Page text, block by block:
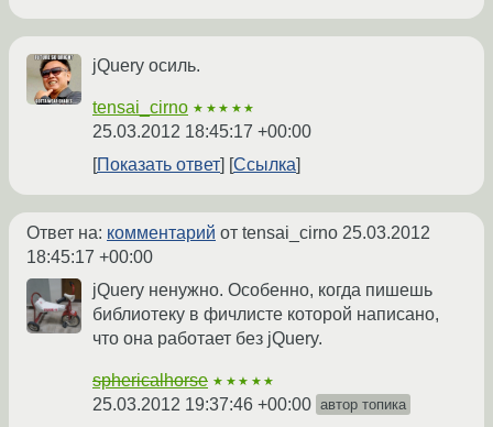
jQuery осиль.
tensai_cirno ★★★★★
25.03.2012 18:45:17 +00:00
Показать ответ
Ссылка
Ответ на: комментарий от tensai_cirno 25.03.2012
18:45:17 +00:00
jQuery ненужно. Особенно, когда пишешь
библиотеку в фичлисте которой написано,
что она работает без jQuery.
sphericalhorse ★★★★★
25.03.2012 19:37:46 +00:00 автор топика